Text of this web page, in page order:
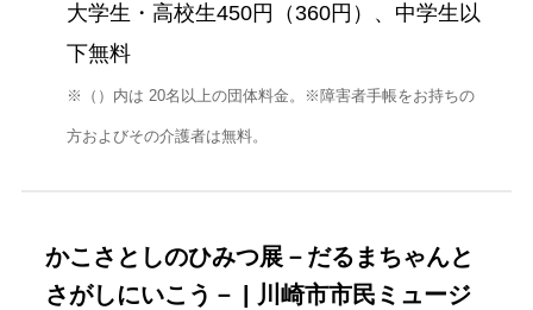
大学生・高校生450円（360円）、中学生以
下無料
※（）内は 20名以上の団体料金。※障害者手帳をお持ちの
方およびその介護者は無料。
かこさとしのひみつ展－だるまちゃんと
さがしにいこう－ | 川崎市市民ミュージ